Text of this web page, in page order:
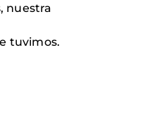
nuestra
tuvimos.